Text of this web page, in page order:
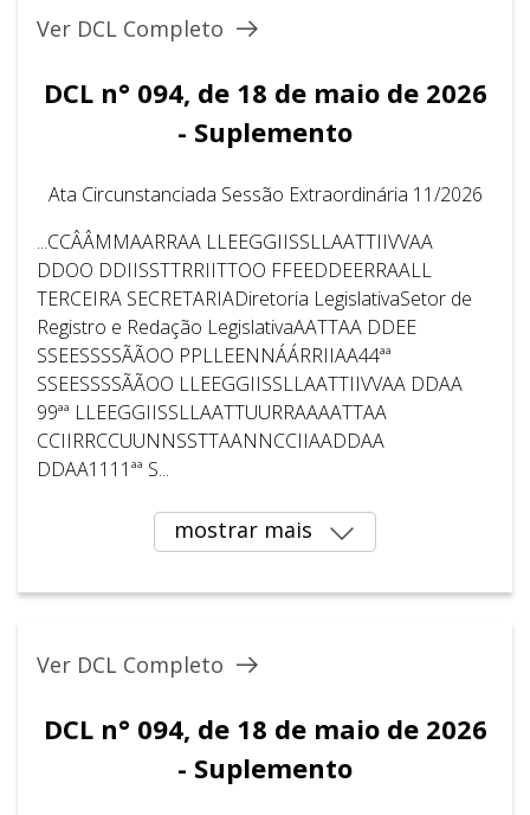
Ver DCL Completo
DCL n° 094, de 18 de maio de 2026
- Suplemento
Ata Circunstanciada Sessão Extraordinária 11/2026
...CCÂÂMMAARRAA LLEEGGIISSLLAATTIIVVAA
DDOO DDIISSTTRRIITTOO FFEEDDEERRAALL
TERCEIRA SECRETARIADiretoria LegislativaSetor de
Registro e Redação LegislativaAATTAA DDEE
SSEESSSSÃÃOO PPLLEENNÁÁRRIIAA44ªª
SSEESSSSÃÃOO LLEEGGIISSLLAATTIIVVAA DDAA
99ªª LLEEGGIISSLLAATTUURRAAAATTAA
CCIIRRCCUUNNSSTTAANNCCIIAADDAA
DDAA1111ªª S...
mostrar mais
Ver DCL Completo
DCL n° 094, de 18 de maio de 2026
- Suplemento